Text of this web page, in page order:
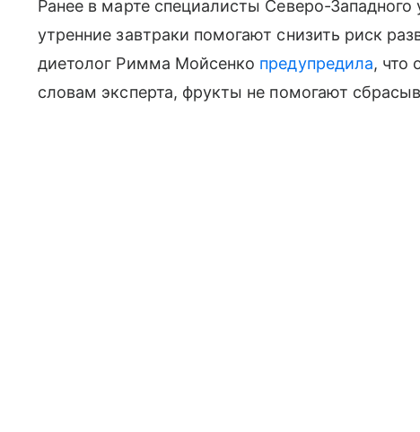
Ранее в марте специалисты Северо-Западного
утренние завтраки помогают снизить риск
диетолог Римма Мойсенко предупредила, что
словам эксперта, фрукты не помогают